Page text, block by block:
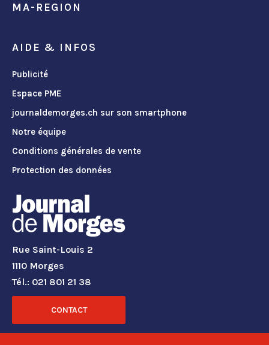
MA-REGION
AIDE & INFOS
Publicité
Espace PME
journaldemorges.ch sur son smartphone
Notre équipe
Conditions générales de vente
Protection des données
Rue Saint-Louis 2
1110 Morges
Tél.: 021 801 21 38
CONTACT